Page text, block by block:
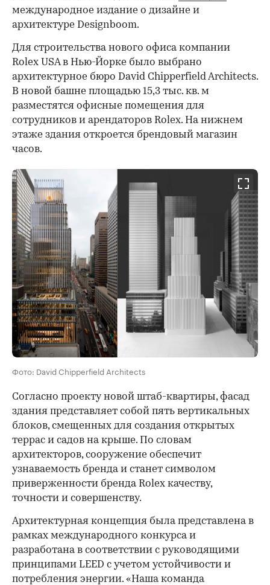
международное издание о дизайне и
архитектуре Designboom.
Для строительства нового офиса компании
Rolex USA в Нью-Йорке было выбрано
архитектурное бюро David Chipperfield Architects.
В новой башне площадью 15,3 тыс. кв. м
разместятся офисные помещения для
сотрудников и арендаторов Rolex. На нижнем
этаже здания откроется брендовый магазин
часов.
Фото: David Chipperfield Architects
Согласно проекту новой штаб-квартиры, фасад
здания представляет собой пять вертикальных
блоков, смещенных для создания открытых
террас и садов на крыше. По словам
архитекторов, сооружение обеспечит
узнаваемость бренда и станет символом
приверженности бренда Rolex качеству,
точности и совершенству.
Архитектурная концепция была представлена в
рамках международного конкурса и
разработана в соответствии с руководящими
принципами LEED с учетом устойчивости и
потребления энергии. «Наша команда